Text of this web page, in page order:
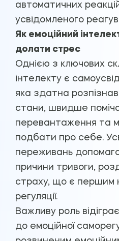
автоматичних
усвідомленого
Як емоційний
долати стрес
Однією з ключових
інтелекту є
яка здатна
стани, швидше
перевантаження та
подбати про себе.
переживань
причини тривоги,
страху, що є першим
регуляції.
Важливу роль
до емоційної